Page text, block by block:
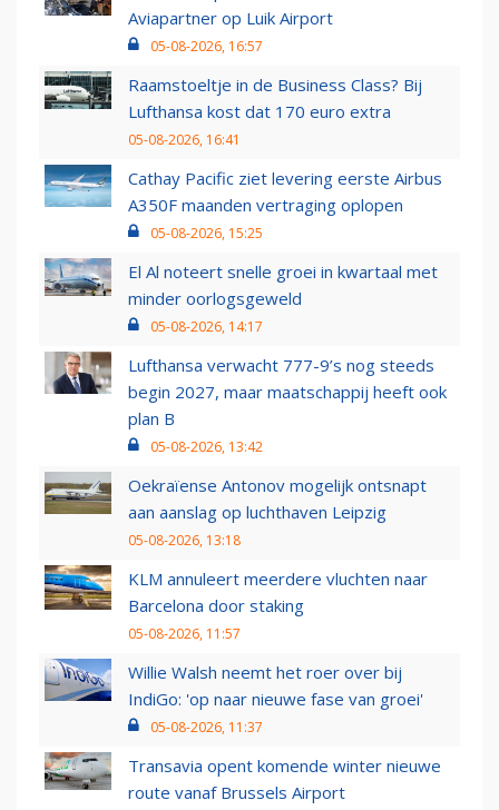
Aviapartner op Luik Airport
05-08-2026, 16:57
Raamstoeltje in de Business Class? Bij
Lufthansa kost dat 170 euro extra
05-08-2026, 16:41
Cathay Pacific ziet levering eerste Airbus
A350F maanden vertraging oplopen
05-08-2026, 15:25
El Al noteert snelle groei in kwartaal met
minder oorlogsgeweld
05-08-2026, 14:17
Lufthansa verwacht 777-9’s nog steeds
begin 2027, maar maatschappij heeft ook
plan B
05-08-2026, 13:42
Oekraïense Antonov mogelijk ontsnapt
aan aanslag op luchthaven Leipzig
05-08-2026, 13:18
KLM annuleert meerdere vluchten naar
Barcelona door staking
05-08-2026, 11:57
Willie Walsh neemt het roer over bij
IndiGo: 'op naar nieuwe fase van groei'
05-08-2026, 11:37
Transavia opent komende winter nieuwe
route vanaf Brussels Airport